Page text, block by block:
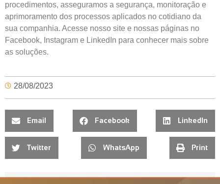
procedimentos, asseguramos a segurança, monitoração e
aprimoramento dos processos aplicados no cotidiano da
sua companhia. Acesse nosso site e nossas páginas no
Facebook, Instagram e LinkedIn para conhecer mais sobre
as soluções.
28/08/2023
Email Facebook LinkedIn
Twitter WhatsApp Print